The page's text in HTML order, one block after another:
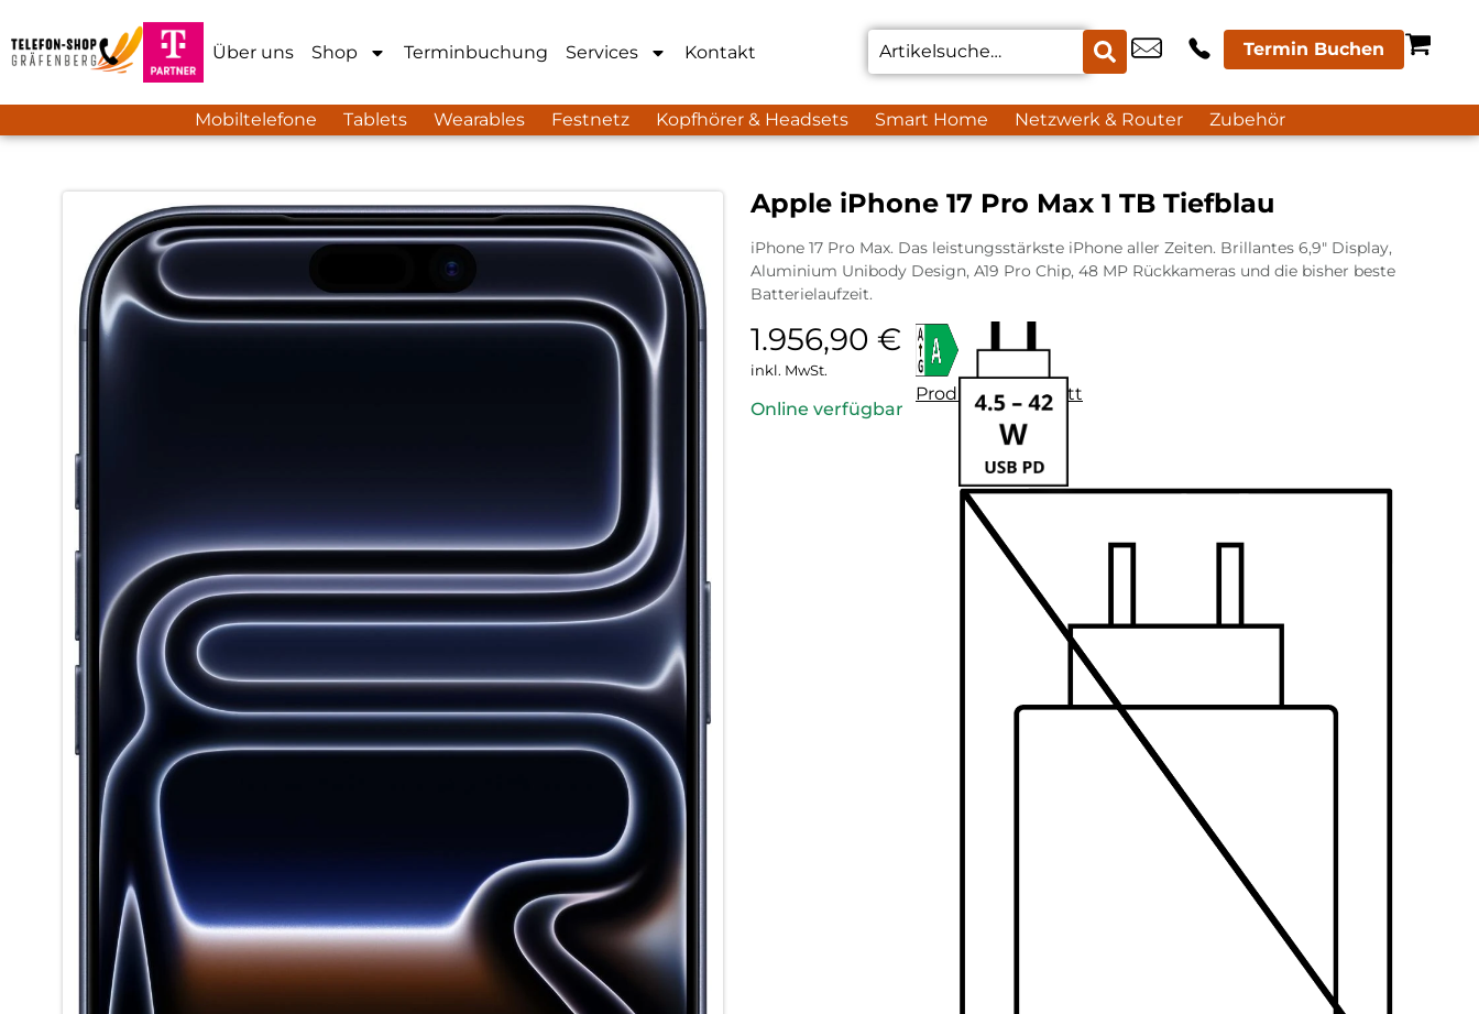
Über uns Shop Terminbuchung Services Kontakt Termin Buchen
Mobiltelefone Tablets Wearables Festnetz Kopfhörer & Headsets Smart Home Netzwerk & Router Zubehör
Apple iPhone 17 Pro Max 1 TB Tiefblau
iPhone 17 Pro Max. Das leistungsstärkste iPhone aller Zeiten. Brillantes 6,9″ Display,
Aluminium Unibody Design, A19 Pro Chip, 48 MP Rückkameras und die bisher beste
Batterielaufzeit.
1.956,90 €
inkl. MwSt.
Online verfügbar
Produktdatenblatt